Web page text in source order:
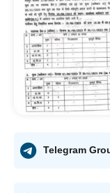
Telegram